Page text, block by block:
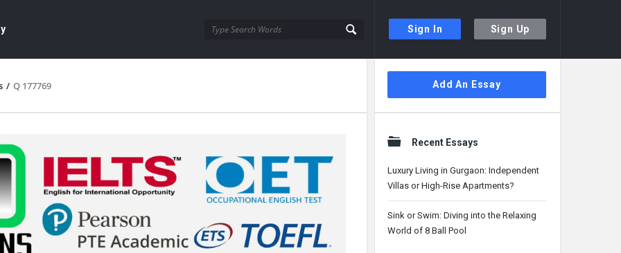
Sign In Sign Up
/ Q 177769
Sidebar
Add An Essay
Recent Essays
Luxury Living in Gurgaon: Independent
Villas or High-Rise Apartments?
Sink or Swim: Diving into the Relaxing
World of 8 Ball Pool